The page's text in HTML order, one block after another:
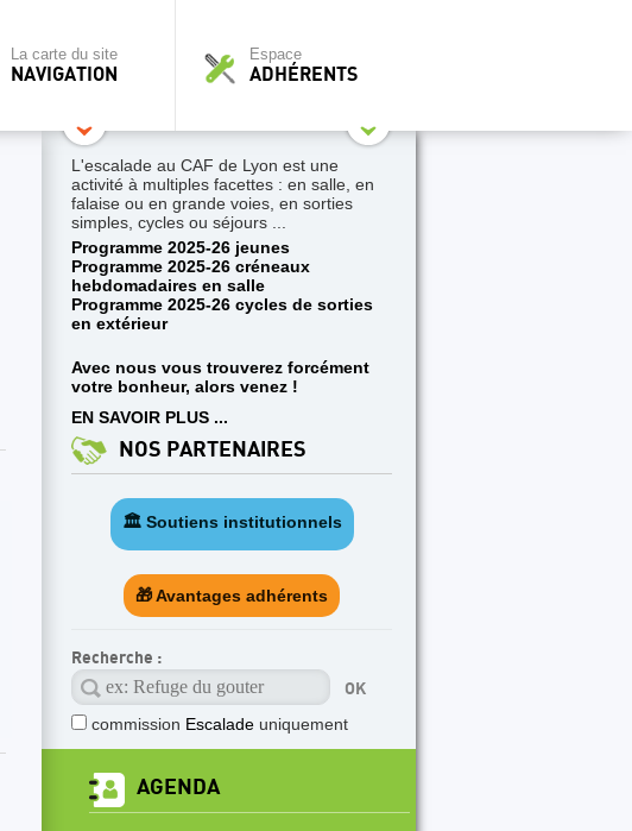
La carte du site
NAVIGATION
Espace
ADHÉRENTS
L'escalade au CAF de Lyon est une
activité à multiples facettes : en salle, en
falaise ou en grande voies, en sorties
simples, cycles ou séjours ...
Programme 2025-26 jeunes
Programme 2025-26 créneaux
hebdomadaires en salle
Programme 2025-26 cycles de sorties
en extérieur
Avec nous vous trouverez forcément
votre bonheur, alors venez !
EN SAVOIR PLUS ...
NOS PARTENAIRES
🏛️ Soutiens institutionnels
🎁 Avantages adhérents
Recherche :
commission Escalade uniquement
AGENDA